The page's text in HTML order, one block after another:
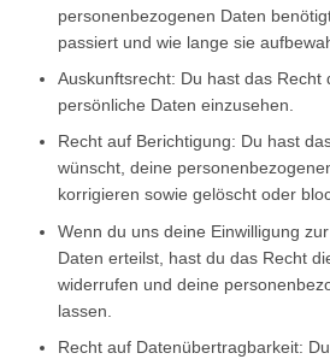
personenbezogenen Daten
passiert und wie lange sie
Auskunftsrecht: Du hast das Recht
persönliche Daten einzusehen.
Recht auf Berichtigung: Du hast
wünscht, deine
korrigieren sowie gelöscht oder
Wenn du uns deine Einwilligung
Daten erteilst, hast du das Recht
widerrufen und deine
lassen.
Recht auf Datenübertragbarkeit: